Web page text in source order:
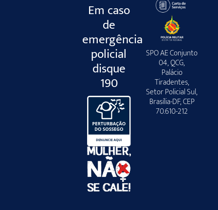
Em caso
de
emergência
policial
disque
190
SPO AE Conjunto
04, QCG,
Palácio
Tiradentes,
Setor Policial Sul,
Brasília-DF, CEP
70.610-212